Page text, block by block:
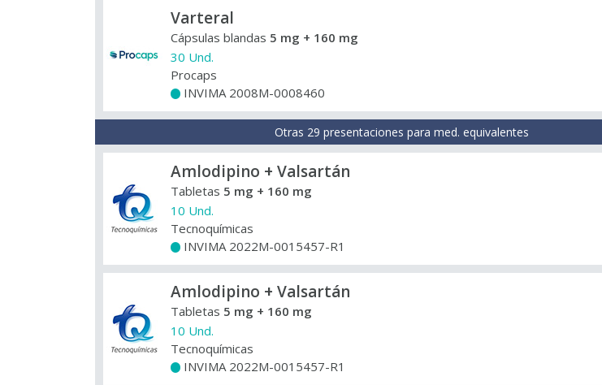
Varteral
Cápsulas blandas 5 mg + 160 mg
30 Und.
Procaps
INVIMA 2008M-0008460
Otras 29 presentaciones para med. equivalentes
Amlodipino + Valsartán
Tabletas 5 mg + 160 mg
10 Und.
Tecnoquímicas
INVIMA 2022M-0015457-R1
Amlodipino + Valsartán
Tabletas 5 mg + 160 mg
10 Und.
Tecnoquímicas
INVIMA 2022M-0015457-R1